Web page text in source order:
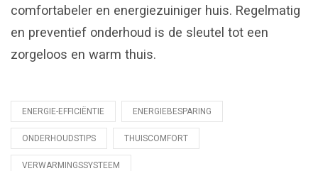
comfortabeler en energiezuiniger huis. Regelmatig
en preventief onderhoud is de sleutel tot een
zorgeloos en warm thuis.
Tagged
with
ENERGIE-EFFICIËNTIE ENERGIEBESPARING
ONDERHOUDSTIPS THUISCOMFORT
VERWARMINGSSYSTEEM